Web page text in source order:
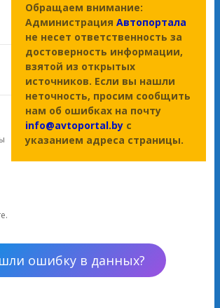
Обращаем внимание:
Администрация Автопортала
не несет ответственность за
достоверность информации,
взятой из открытых
источников. Если вы нашли
неточность, просим сообщить
нам об ошибках на почту
info@avtoportal.by с
указанием адреса страницы.
ошибку в данных?